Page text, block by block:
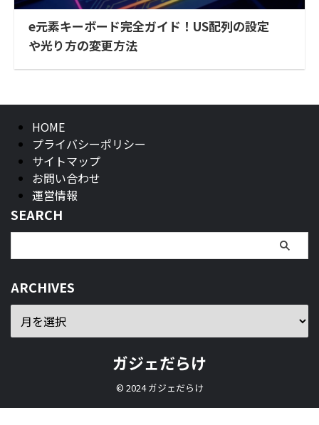
e元素キーボード完全ガイド！US配列の設定
や光り方の変更方法
HOME
プライバシーポリシー
サイトマップ
お問い合わせ
運営情報
SEARCH
ARCHIVES
ガジェだらけ
© 2024 ガジェだらけ